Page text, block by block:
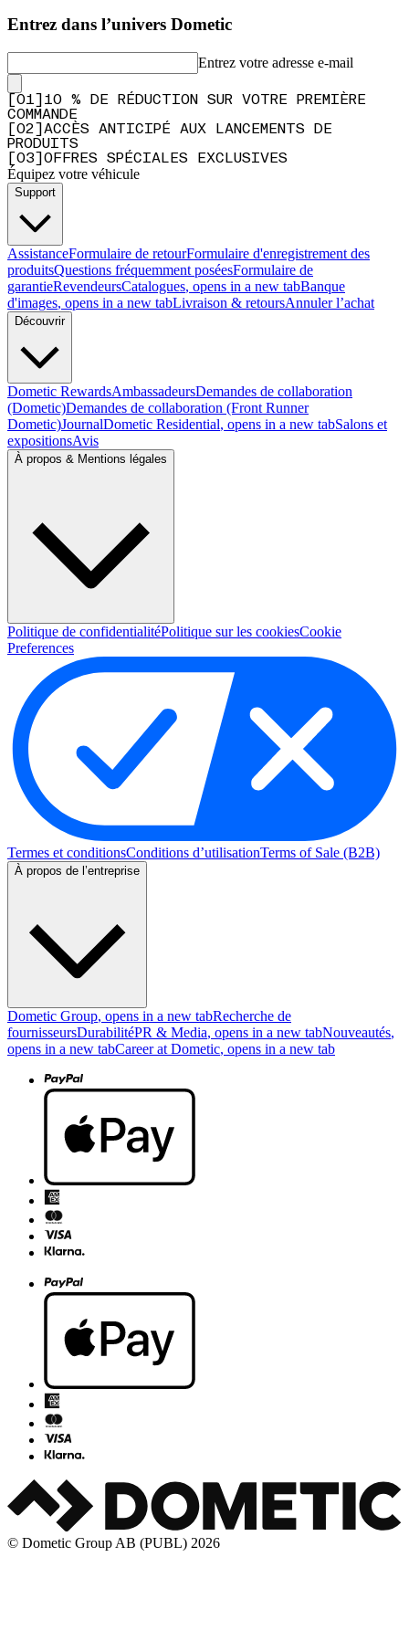
Entrez dans l’univers Dometic
Entrez votre adresse e-mail
01
10 % DE RÉDUCTION SUR VOTRE PREMIÈRE
COMMANDE
02
ACCÈS ANTICIPÉ AUX LANCEMENTS DE
PRODUITS
03 OFFRES SPÉCIALES EXCLUSIVES
Équipez votre véhicule
Support
AssistanceFormulaire de retourFormulaire d'enregistrement des
produitsQuestions fréquemment poséesFormulaire de
garantieRevendeursCatalogues, opens in a new tabBanque
d'images, opens in a new tabLivraison & retoursAnnuler l’achat
Découvrir
Dometic RewardsAmbassadeursDemandes de collaboration
(Dometic)Demandes de collaboration (Front Runner
Dometic)JournalDometic Residential, opens in a new tabSalons et
expositionsAvis
À propos & Mentions légales
Politique de confidentialitéPolitique sur les cookiesCookie
Preferences
Termes et conditionsConditions d’utilisationTerms of Sale (B2B)
À propos de l’entreprise
Dometic Group, opens in a new tabRecherche de
fournisseursDurabilitéPR & Media, opens in a new tabNouveautés,
opens in a new tabCareer at Dometic, opens in a new tab
© Dometic Group AB (PUBL) 2026